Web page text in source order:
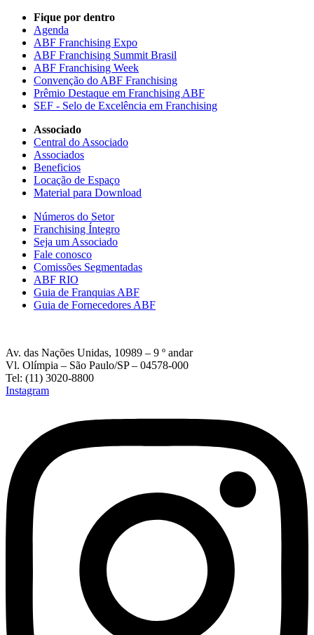
Fique por dentro
Agenda
ABF Franchising Expo
ABF Franchising Summit Brasil
ABF Franchising Week
Convenção do ABF Franchising
Prêmio Destaque em Franchising ABF
SEF - Selo de Excelência em Franchising
Associado
Central do Associado
Associados
Beneficios
Locação de Espaço
Material para Download
Números do Setor
Franchising Íntegro
Seja um Associado
Fale conosco
Comissões Segmentadas
ABF RIO
Guia de Franquias ABF
Guia de Fornecedores ABF
Av. das Nações Unidas, 10989 – 9 º andar
Vl. Olímpia – São Paulo/SP – 04578-000
Tel: (11) 3020-8800
Instagram